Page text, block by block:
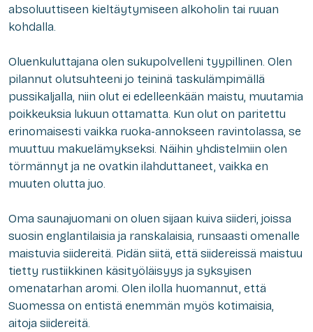
absoluuttiseen kieltäytymiseen alkoholin tai ruuan
kohdalla.
Oluenkuluttajana olen sukupolvelleni tyypillinen. Olen
pilannut olutsuhteeni jo teininä taskulämpimällä
pussikaljalla, niin olut ei edelleenkään maistu, muutamia
poikkeuksia lukuun ottamatta. Kun olut on paritettu
erinomaisesti vaikka ruoka-annokseen ravintolassa, se
muuttuu makuelämykseksi. Näihin yhdistelmiin olen
törmännyt ja ne ovatkin ilahduttaneet, vaikka en
muuten olutta juo.
Oma saunajuomani on oluen sijaan kuiva siideri, joissa
suosin englantilaisia ja ranskalaisia, runsaasti omenalle
maistuvia siidereitä. Pidän siitä, että siidereissä maistuu
tietty rustiikkinen käsityöläisyys ja syksyisen
omenatarhan aromi. Olen ilolla huomannut, että
Suomessa on entistä enemmän myös kotimaisia,
aitoja siidereitä.